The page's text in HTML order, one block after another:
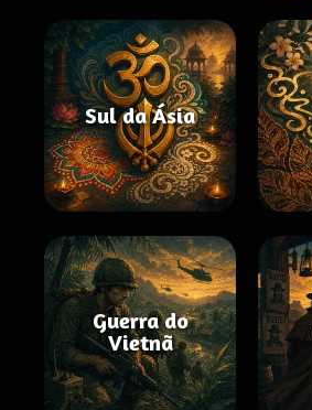
Sul da Ásia
Guerra do
Vietnã